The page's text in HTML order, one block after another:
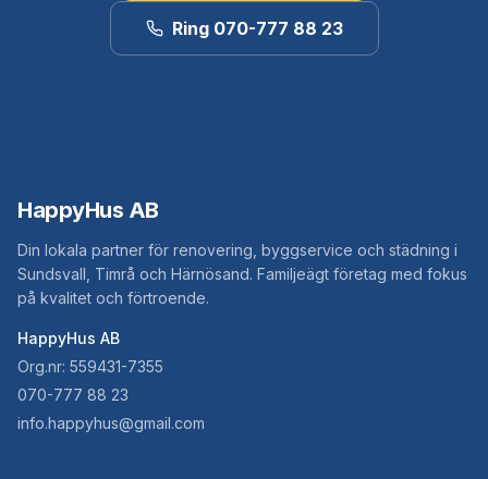
Ring 070-777 88 23
HappyHus AB
Din lokala partner för renovering, byggservice och städning i
Sundsvall, Timrå och Härnösand. Familjeägt företag med fokus
på kvalitet och förtroende.
HappyHus AB
Org.nr: 559431-7355
070-777 88 23
info.happyhus@gmail.com